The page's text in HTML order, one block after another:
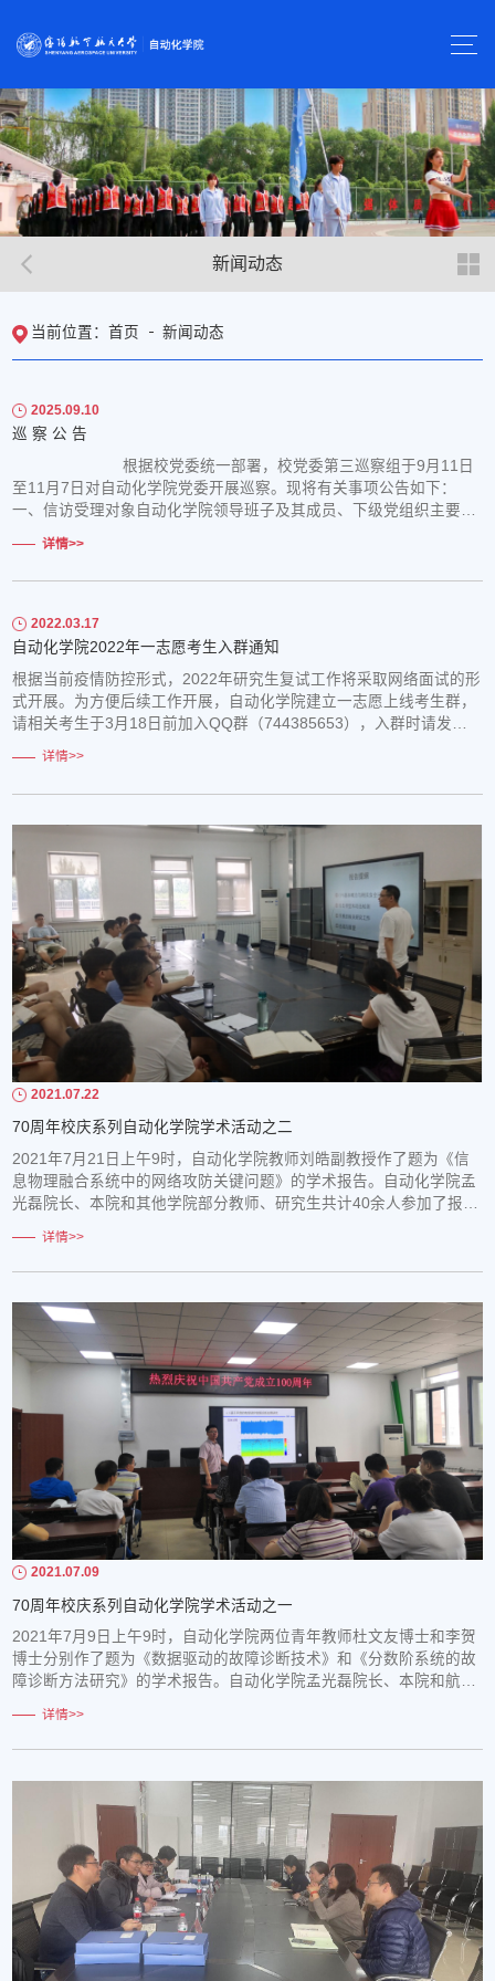
新闻动态
当前位置：首页 新闻动态
2025.09.10
巡 察 公 告
根据校党委统一部署，校党委第三巡察组于9月11日
至11月7日对自动化学院党委开展巡察。现将有关事项公告如下：
一、信访受理对象自动化学院领导班子及其成员、下级党组织主要负
的来信来电来访，重点是关于违反政治纪律、组织纪律、廉洁纪律、
详情>>
2022.03.17
自动化学院2022年一志愿考生入群通知
根据当前疫情防控形式，2022年研究生复试工作将采取网络面试的形
式开展。为方便后续工作开展，自动化学院建立一志愿上线考生群，
请相关考生于3月18日前加入QQ群（744385653），入群时请发送
群，以免影响复试。特此公告。自动化学
详情>>
2021.07.22
70周年校庆系列自动化学院学术活动之二
2021年7月21日上午9时，自动化学院教师刘皓副教授作了题为《信
息物理融合系统中的网络攻防关键问题》的学术报告。自动化学院孟
光磊院长、本院和其他学院部分教师、研究生共计40余人参加了报告
物理融合系统（CPS）的基本概念、相关安全问题、攻击类型和检测
方法、开展的研究工作和展望五个方面介绍了CPS的攻防关键问题。
详情>>
2021.07.09
70周年校庆系列自动化学院学术活动之一
2021年7月9日上午9时，自动化学院两位青年教师杜文友博士和李贺
博士分别作了题为《数据驱动的故障诊断技术》和《分数阶系统的故
障诊断方法研究》的学术报告。自动化学院孟光磊院长、本院和航空
学院副院长齐义文教授主持。杜文友老师分别从研究领域、起源、研
究内容、应用案例、展望五个方面介绍了数据驱动的故障诊断技术。
详情>>